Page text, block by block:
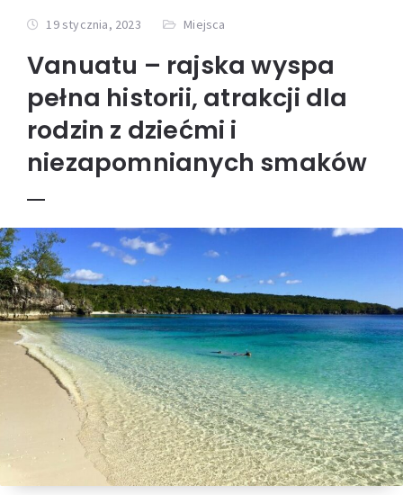
19 stycznia, 2023 Miejsca
Vanuatu – rajska wyspa
pełna historii, atrakcji dla
rodzin z dziećmi i
niezapomnianych smaków